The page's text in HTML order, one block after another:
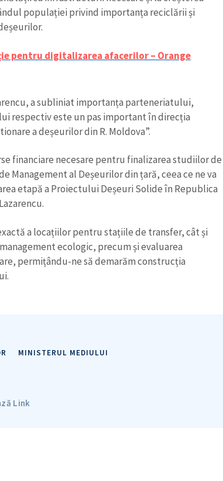
populației privind importanța reciclării și
pentru digitalizarea afacerilor – Orange
a subliniat importanța parteneriatului,
respectiv este un pas important în direcția
a deșeurilor din R. Moldova”.
financiare necesare pentru finalizarea studiilor de
Management al Deșeurilor din țară, ceea ce ne va
etapă a Proiectului Deșeuri Solide în Republica
a locațiilor pentru stațiile de transfer, cât și
ecologic, precum și evaluarea
permițându-ne să demarăm construcția
MINISTERUL MEDIULUI
Link
+ Încarcă imagine